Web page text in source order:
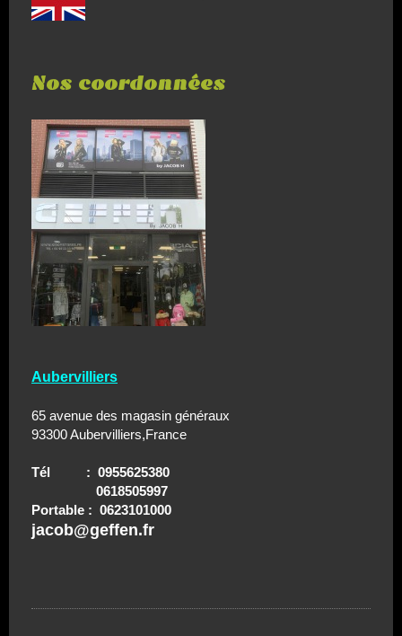
Nos coordonnées
Aubervilliers
65 avenue des magasin généraux
93300 Aubervilliers,France
Tél : 0955625380
0618505997
Portable : 0623101000
jacob@geffen.fr